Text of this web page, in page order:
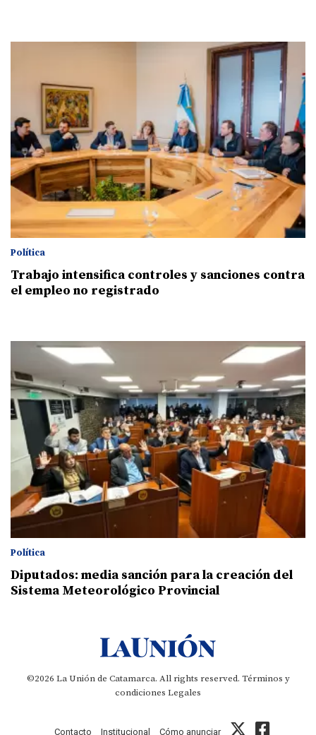
Política
Trabajo intensifica controles y sanciones contra
el empleo no registrado
Política
Diputados: media sanción para la creación del
Sistema Meteorológico Provincial
©2026 La Unión de Catamarca. All rights reserved. Términos y
condiciones Legales
Contacto Institucional Cómo anunciar